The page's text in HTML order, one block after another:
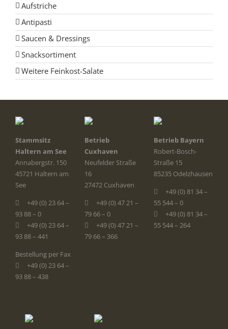
Aufstriche
Antipasti
Saucen & Dressings
Snacksortiment
Weitere Feinkost-Salate
Stammsitz
Haltern am See
Annabergstr. 150
45721 Haltern am
See
+49 (0) 23 64 –
93 88 – 0
+49 (0) 23 64 –
93 88 – 441
Bestellung per Fax
+49 (0) 23 64 –
93 88 – 438
Betrieb
Cuxhaven
Neufelder Straße
16
27472 Cuxhaven
+49 (0) 47 21 –
79 66 – 0
+49 (0) 47 21 –
79 66 – 366
Betrieb Bayern
Robert-Bosch-
Straße 15
85235 Odelzhausen
+49 (0) 81 34 –
55 544 – 0
+49 (0) 81 34 –
55 544 – 264